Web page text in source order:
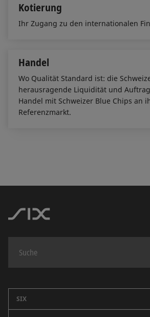
Kotierung
Ihr Zugang zu den internationalen
Handel
Wo Qualität Standard ist: die
herausragende Liquidität und
Handel mit Schweizer Blue Chips an
Referenzmarkt.
SIX